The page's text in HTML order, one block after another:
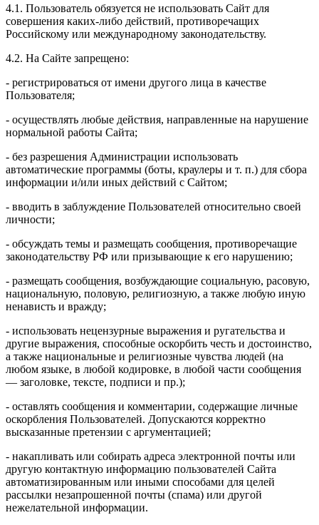
4.1. Пользователь обязуется не использовать Сайт для
совершения каких-либо действий, противоречащих
Российскому или международному законодательству.
4.2. На Сайте запрещено:
- регистрироваться от имени другого лица в качестве
Пользователя;
- осуществлять любые действия, направленные на нарушение
нормальной работы Сайта;
- без разрешения Администрации использовать
автоматические программы (боты, краулеры и т. п.) для сбора
информации и/или иных действий с Сайтом;
- вводить в заблуждение Пользователей относительно своей
личности;
- обсуждать темы и размещать сообщения, противоречащие
законодательству РФ или призывающие к его нарушению;
- размещать сообщения, возбуждающие социальную, расовую,
национальную, половую, религиозную, а также любую иную
ненависть и вражду;
- использовать нецензурные выражения и ругательства и
другие выражения, способные оскорбить честь и достоинство,
а также национальные и религиозные чувства людей (на
любом языке, в любой кодировке, в любой части сообщения
— заголовке, тексте, подписи и пр.);
- оставлять сообщения и комментарии, содержащие личные
оскорбления Пользователей. Допускаются корректно
высказанные претензии с аргументацией;
- накапливать или собирать адреса электронной почты или
другую контактную информацию пользователей Сайта
автоматизированным или иными способами для целей
рассылки незапрошенной почты (спама) или другой
нежелательной информации.